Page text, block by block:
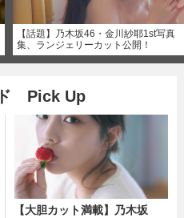
【話題】乃木坂46・金川紗耶1st写真
集、ランジェリーカット公開！
ド Pick Up
【大胆カット満載】乃木坂